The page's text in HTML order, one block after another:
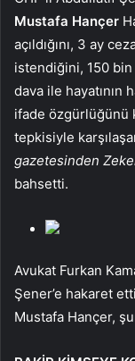
Mustafa Hançer
açıldığını, 3 ay
istendiğini, 150 bin
dava ile hayatının
ifade özgürlüğünü
tepkisiyle
gazetesinden
bahsetti.
Avukat Furkan
Şener’e hakaret
Mustafa Hançer,